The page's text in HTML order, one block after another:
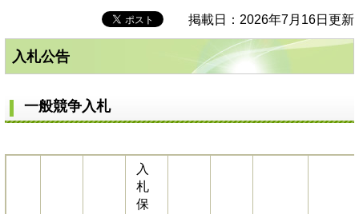
掲載日：2026年7月16日更新
入札公告
一般競争入札
入
札
保